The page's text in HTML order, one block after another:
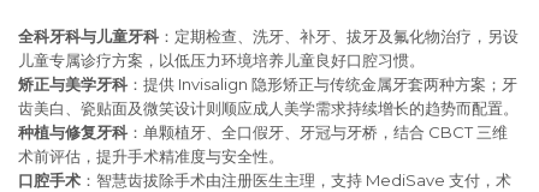
全科牙科与儿童牙科 ：定期检查、洗牙、补牙、拔牙及氟化物治疗，另设
儿童专属诊疗方案，以低压力环境培养儿童良好口腔习惯。
矫正与美学牙科 ：提供 Invisalign 隐形矫正与传统金属牙套两种方案；牙
齿美白、瓷贴面及微笑设计则顺应成人美学需求持续增长的趋势而配置。
种植与修复牙科 ：单颗植牙、全口假牙、牙冠与牙桥，结合 CBCT 三维
术前评估，提升手术精准度与安全性。
口腔手术 ：智慧齿拔除手术由注册医生主理，支持 MediSave 支付，术